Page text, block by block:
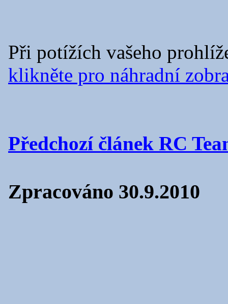
Při potížích vašeho
klikněte pro náhradní
Předchozí článek RC
Zpracováno 30.9.2010